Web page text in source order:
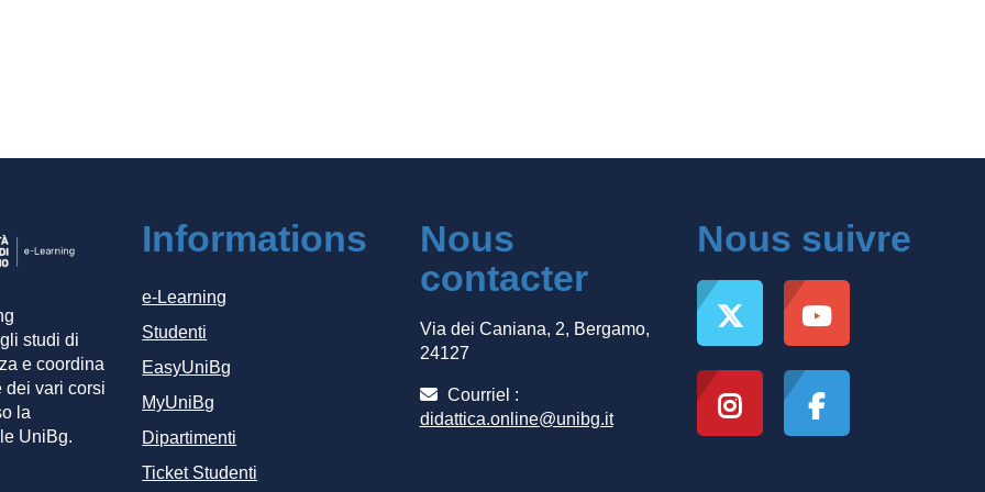
studi di
e coordina
dei vari corsi
la
UniBg.
Informations
e-Learning
Studenti
EasyUniBg
MyUniBg
Dipartimenti
Ticket Studenti
Nous
contacter
Via dei Caniana, 2, Bergamo,
24127
Courriel :
didattica.online@unibg.it
Nous suivre